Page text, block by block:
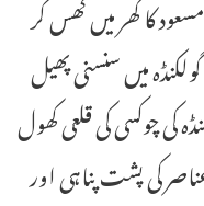
کا گھر میں گھس کر
میں سنسنی پھیل
کی چوکسی کی قلعی کھول
کی پشت پناہی اور